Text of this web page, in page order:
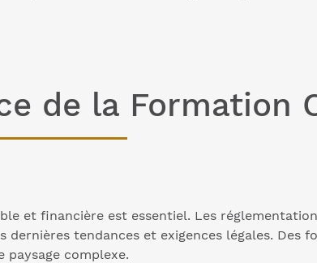
de la Formation
et financière est essentiel. Les
tendances et exigences légales. Des
paysage complexe.